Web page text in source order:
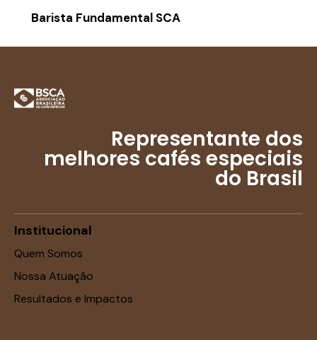
Barista Fundamental SCA
Representante dos
melhores cafés especiais
do Brasil
Institucional
Quem Somos
Nossa Atuação
Resultados e Impactos